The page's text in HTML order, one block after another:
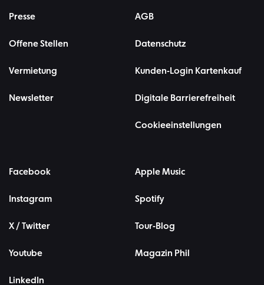
Presse
Offene Stellen
Vermietung
Newsletter
AGB
Datenschutz
Kunden-Login Kartenkauf
Digitale Barrierefreiheit
Cookieeinstellungen
Facebook
Instagram
X / Twitter
Youtube
LinkedIn
Apple Music
Spotify
Tour-Blog
Magazin Phil